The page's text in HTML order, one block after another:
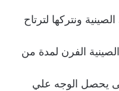
ونتركها لترتاح
الفرن لمدة من
يحصل الوجه علي